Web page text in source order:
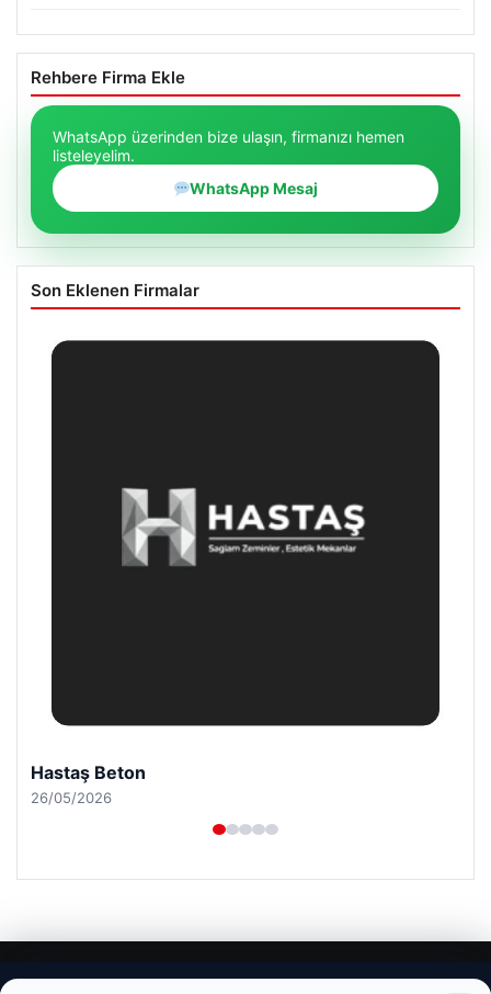
Rehbere Firma Ekle
WhatsApp üzerinden bize ulaşın, firmanızı hemen
listeleyelim.
WhatsApp Mesaj
Son Eklenen Firmalar
Enes Kaplan Avukatlık Bürosu
28/04/2026